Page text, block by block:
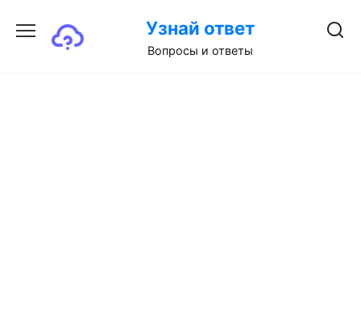
содержанию
Узнай ответ
Вопросы и ответы